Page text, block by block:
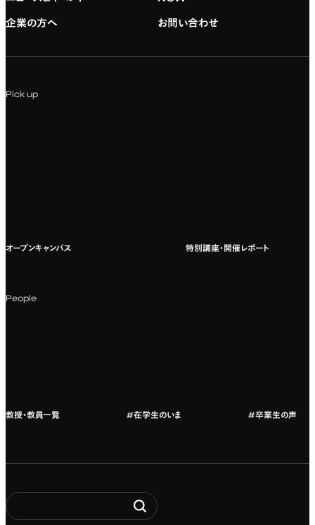
海外への留学
企業の方へ お問い合わせ
Pick up
オープンキャンパス 特別講座・開催レポート
People
教授・教員一覧 #在学生のいま #卒業生の声